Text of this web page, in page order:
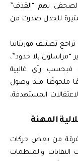
تهم “القذف”
للجدل صدرت من
تصنيف موريتانيا
2023، وفقًا لتقرير “مراسلون بلا حدود”،
فبحسب رأي غالبية
ملحوظًا منذ وصول
المستهدفة،
المهنة
من بعض حركات
والمنظمات